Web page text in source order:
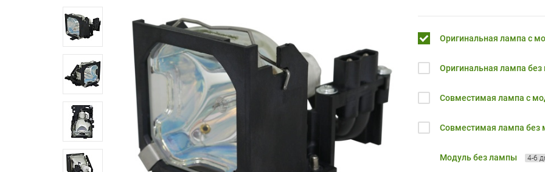
Оригинальная лампа с
Оригинальная лампа без
Совместимая лампа с
Совместимая лампа без
Модуль без лампы 4-6